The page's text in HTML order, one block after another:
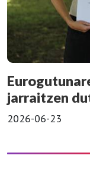
jarraitzen
2026-06-23